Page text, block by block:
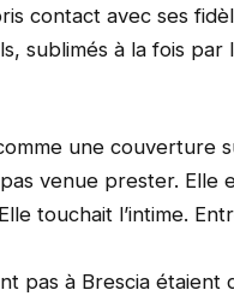
contact avec ses
sublimés à la fois
une couverture
venue prester.
touchait l’intime.
pas à Brescia étaient